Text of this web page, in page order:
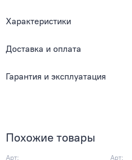
Характеристики
Доставка и оплата
Гарантия и эксплуатация
Похожие товары
Арт:
Арт: